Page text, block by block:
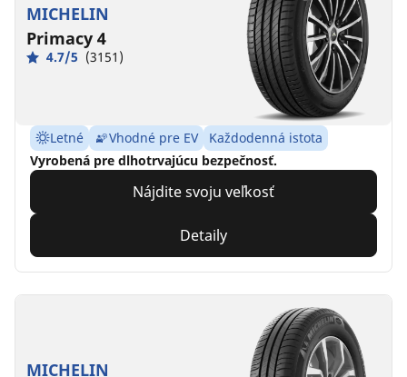
MICHELIN
Primacy 4
4.7/5 (3151)
Letné Vhodné pre EV
Každodenná istota
Vyrobená pre dlhotrvajúcu bezpečnosť.
Nájdite svoju veľkosť
Detaily
MICHELIN